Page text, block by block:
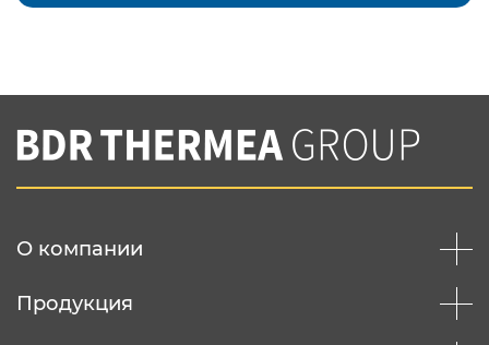
Подтвердить e-mail
Вы соглашаетесь с нашей политикой
конфеденциальности
О компании
Продукция